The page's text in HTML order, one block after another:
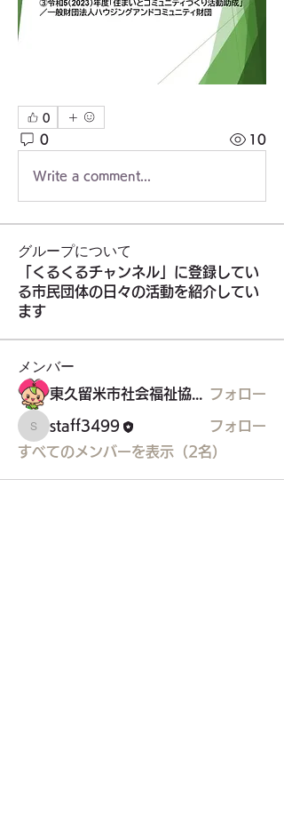
0
0 10
Write a comment...
グループについて
「くるくるチャンネル」に登録してい
る市民団体の日々の活動を紹介してい
ます
メンバー
フォロー
staff3499
staff3499
フォロー
すべてのメンバーを表示（2名）